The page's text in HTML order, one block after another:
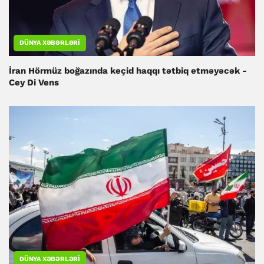
DÜNYA XƏBƏRLƏRI
İran Hörmüz boğazında keçid haqqı tətbiq etməyəcək -
Cey Di Vens
DÜNYA XƏBƏRLƏRI